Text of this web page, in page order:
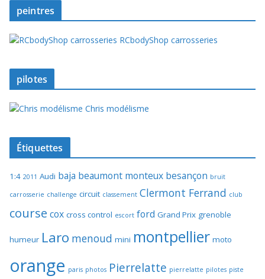
peintres
RCbodyShop carrosseries
pilotes
Chris modélisme
Étiquettes
1:4 2011 Audi baja beaumont monteux besançon bruit
carrosserie challenge circuit classement Clermont Ferrand club
course cox cross control escort ford Grand Prix grenoble
humeur Laro menoud mini montpellier moto
orange paris photos Pierrelatte pierrelatte pilotes piste